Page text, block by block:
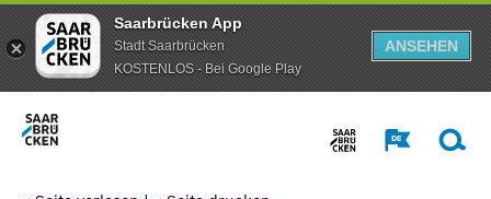
Saarbrücken App
Stadt Saarbrücken
KOSTENLOS - Bei Google Play
ANSEHEN